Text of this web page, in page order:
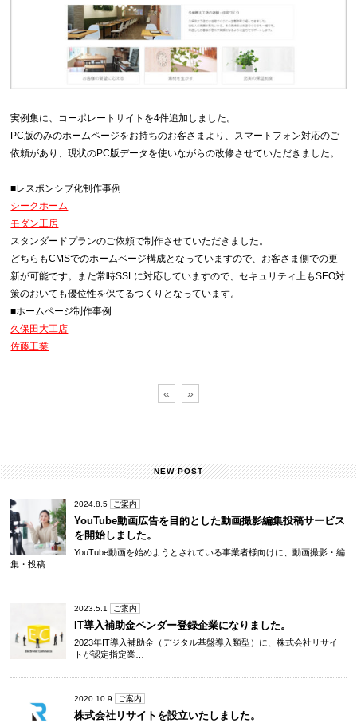
実例集に、コーポレートサイトを4件追加しました。
PC版のみのホームページをお持ちのお客さまより、スマートフォン対応のご
依頼があり、現状のPC版データを使いながらの改修させていただきました。
■レスポンシブ化制作事例
シークホーム
モダン工房
スタンダードプランのご依頼で制作させていただきました。
どちらもCMSでのホームページ構成となっていますので、お客さま側での更
新が可能です。また常時SSLに対応していますので、セキュリティ上もSEO対
策のおいても優位性を保てるつくりとなっています。
■ホームページ制作事例
久保田大工店
佐藤工業
« »
NEW POST
2024.8.5 ご案内
YouTube動画広告を目的とした動画撮影編集投稿サービス
を開始しました。
YouTube動画を始めようとされている事業者様向けに、動画撮影・編
集・投稿…
2023.5.1 ご案内
IT導入補助金ベンダー登録企業になりました。
2023年IT導入補助金（デジタル基盤導入類型）に、株式会社リサイ
トが認定指定業…
2020.10.9 ご案内
株式会社リサイトを設立いたしました。